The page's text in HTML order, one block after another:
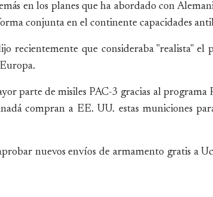
en los planes que ha abordado con
conjunta en el continente capacidades
recientemente que consideraba "realista" el
parte de misiles PAC-3 gracias al
compran a EE. UU. estas municiones
nuevos envíos de armamento gratis a